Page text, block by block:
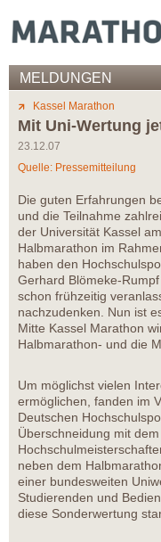
MELDUNGEN
Kassel Marathon
Mit Uni-Wertung
23.12.07
Quelle: Pressemitteilung
Die guten Erfahrungen
und die Teilnahme
der Universität Kassel
Halbmarathon im
haben den
Gerhard Blömeke-
schon frühzeitig
nachzudenken. Nun ist
Mitte Kassel Marathon
Halbmarathon- und die
Um möglichst vielen
ermöglichen, fanden im
Deutschen
Überschneidung mit
neben dem
einer bundesweiten
Studierenden und
diese Sonderwertung